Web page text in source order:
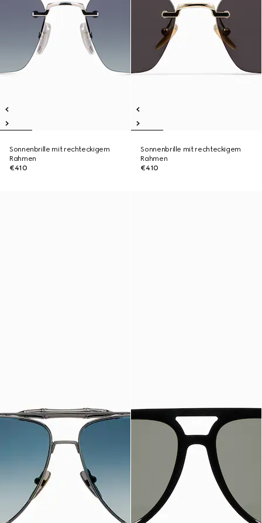
Sonnenbrille mit rechteckigem
Rahmen
€410
Sonnenbrille mit rechteckigem
Rahmen
€410